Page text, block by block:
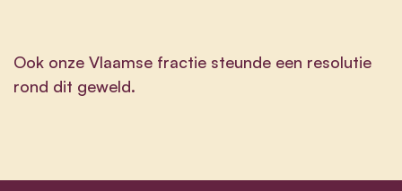
Ook onze Vlaamse fractie steunde een resolutie
rond dit geweld.